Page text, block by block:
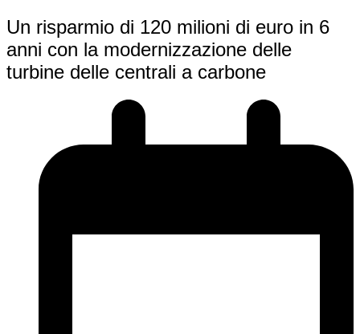
Un risparmio di 120 milioni di euro in 6
anni con la modernizzazione delle
turbine delle centrali a carbone